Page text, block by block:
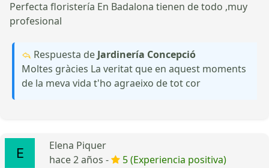
Perfecta floristería En Badalona tienen de todo ,muy
profesional
Respuesta de Jardinería Concepció
Moltes gràcies La veritat que en aquest moments
de la meva vida t'ho agraeixo de tot cor
Elena Piquer
hace 2 años -
5 (Experiencia positiva)